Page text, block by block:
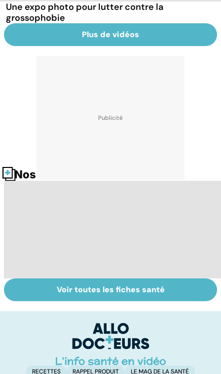
Une expo photo pour lutter contre la
grossophobie
Plus de vidéos
Nos fiches santé
Danse, théâtre,
musique : les arts
Tout savoir sur
les infections
Voir toutes les fiches santé
RECETTES RAPPEL PRODUIT LE MAG DE LA SANTÉ